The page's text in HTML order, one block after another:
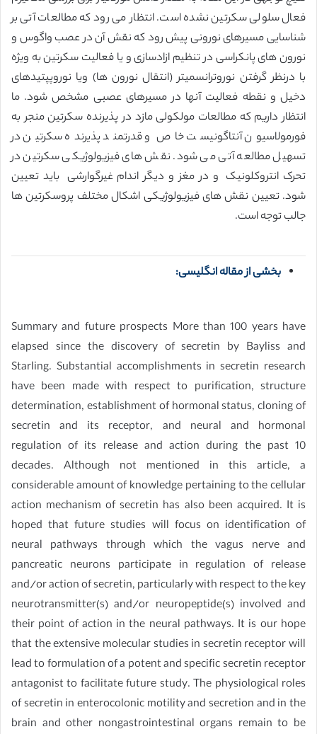
فعال سلولی سکرتین نشده است. انتظار می رود که مطالعات آتی بر
شناسایی مسیرهای نورونی پیش رود که نقش آن در عصب واگوس و
نورون های پانکراسی در تنظیم ازادسازی و یا فعالیت سکرتین به ویژه
با درنظر گرفتن نوروترانسمیتر (انتقال نورون ها) ویا نوروپپتیدهای
دخیل و نقطه فعالیت آنها در مسیرهای عصبی مشخص شود. ما
انتظار داریم که مطالعات مولکولی مازد در پذیرنده سکرتین منجر به
فورمولاسیون آنتاگونیست خاص و قدرتمند پذیرنده سکرتین در
تسهیل مطالعه آتی می شود. نقش های فیزیولوژیکی سکرتین در
تحرک انتروکلونیک و در مغز و دیگر اندام غیرگوارشی باید تعیین
شود. تعیین نقش های فیزیولوژیکی اشکال مختلف پروسکرتین ها
جالب توجه است.
بخشی از مقاله انگلیسی:
Summary and future prospects More than 100 years have
elapsed since the discovery of secretin by Bayliss and
Starling. Substantial accomplishments in secretin research
have been made with respect to purification, structure
determination, establishment of hormonal status, cloning of
secretin and its receptor, and neural and hormonal
regulation of its release and action during the past 10
decades. Although not mentioned in this article, a
considerable amount of knowledge pertaining to the cellular
action mechanism of secretin has also been acquired. It is
hoped that future studies will focus on identification of
neural pathways through which the vagus nerve and
pancreatic neurons participate in regulation of release
and/or action of secretin, particularly with respect to the key
neurotransmitter(s) and/or neuropeptide(s) involved and
their point of action in the neural pathways. It is our hope
that the extensive molecular studies in secretin receptor will
lead to formulation of a potent and specific secretin receptor
antagonist to facilitate future study. The physiological roles
of secretin in enterocolonic motility and secretion and in the
brain and other nongastrointestinal organs remain to be